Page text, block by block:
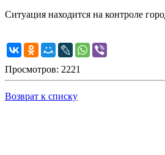
Ситуация находится на контроле
Просмотров: 2221
Возврат к списку